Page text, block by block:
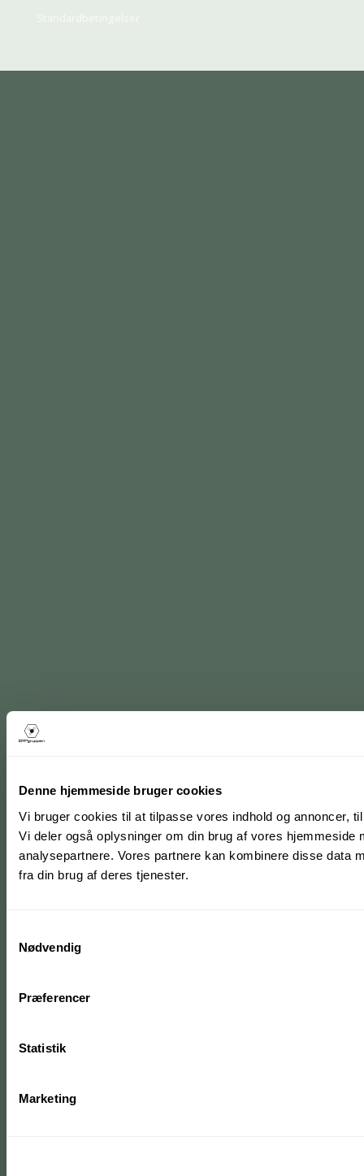
Denne hjemmeside bruger cookies
Vi bruger cookies til at tilpasse vores indhold og annoncer,
Vi deler også oplysninger om din brug af vores
analysepartnere. Vores partnere kan kombinere disse data
fra din brug af deres tjenester.
Nødvendig
Præferencer
Statistik
Marketing